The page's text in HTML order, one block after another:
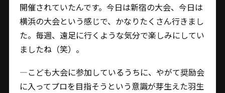
開催されていたんです。今日は新宿の大会、今日は
横浜の大会という感じで、かなりたくさん行きまし
た。毎週、遠足に行くような気分で楽しみにしてい
ましたね（笑）。
―こども大会に参加しているうちに、やがて奨励会
に入ってプロを目指そうという意識が芽生えた羽生